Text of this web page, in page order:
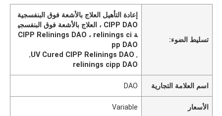
تسليط الضوء:
إعادة التأهيل العلاج بالأشعة فوق البنفسجية
CIPP DAO ، العلاج بالأشعة فوق البنفسجي
ة CIPP Relinings DAO ، relinings ci
pp DAO
,
UV Cured CIPP Relinings DAO
,
relinings cipp DAO
اسم العلامة التجارية DAO
الأسعار Variable